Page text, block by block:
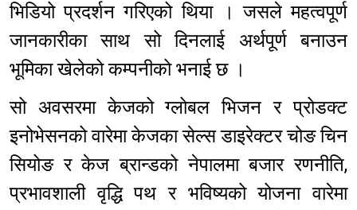
भिडियो प्रदर्शन गरिएको थिया । जसले महत्वपूर्ण
जानकारीका साथ सो दिनलाई अर्थपूर्ण बनाउन
भूमिका खेलेको कम्पनीको भनाई छ ।
सो अवसरमा केजको ग्लोबल भिजन र प्रोडक्ट
इनोभेसनको वारेमा केजका सेल्स डाइरेक्टर चोङ चिन
सियोङ र केज ब्रान्डको नेपालमा बजार रणनीति,
प्रभावशाली वृद्धि पथ र भविष्यको योजना वारेमा